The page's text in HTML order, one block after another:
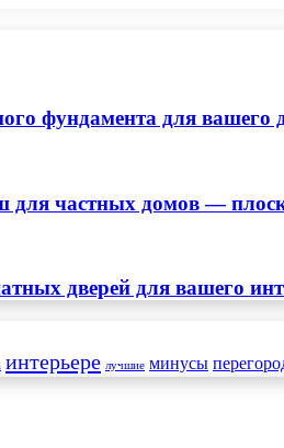
фундамента для вашего
частных домов —
дверей для вашего
интерьере лучшие минусы